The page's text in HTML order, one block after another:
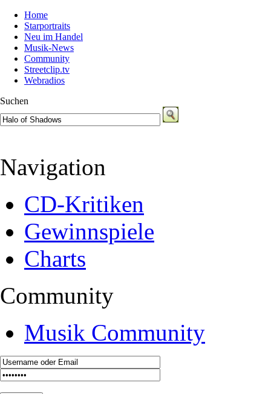
Home
Starportraits
Neu im Handel
Musik-News
Community
Streetclip.tv
Webradios
Suchen
Navigation
CD-Kritiken
Gewinnspiele
Charts
Community
Musik Community